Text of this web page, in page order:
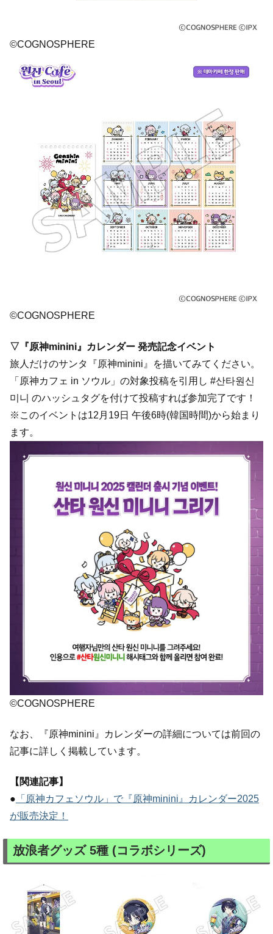
©COGNOSPHERE
©COGNOSPHERE
▽『原神minini』カレンダー 発売記念イベント
旅人だけのサンタ『原神minini』を描いてみてください。
「原神カフェ in ソウル」の対象投稿を引用し #산타원신
미니 のハッシュタグを付けて投稿すれば参加完了です！
※このイベントは12月19日 午後6時(韓国時間)から始まり
ます。
©COGNOSPHERE
なお、『原神minini』カレンダーの詳細については前回の
記事に詳しく掲載しています。
【関連記事】
● 「原神カフェソウル」で『原神minini』カレンダー2025
が販売決定！
放浪者グッズ 5種 (コラボシリーズ)